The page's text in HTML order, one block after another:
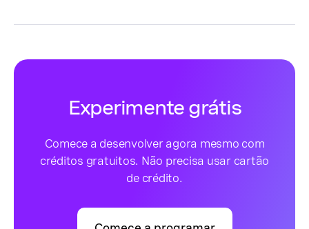
Experimente grátis
Comece a desenvolver agora mesmo com
créditos gratuitos. Não precisa usar cartão
de crédito.